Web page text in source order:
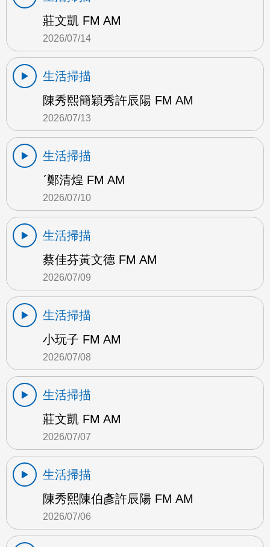
莊文凱 FM AM
2026/07/14
生活掃描
陳秀熙簡穎秀許辰陽 FM AM
2026/07/13
生活掃描
ˊ鄭清煌 FM AM
2026/07/10
生活掃描
蔡佳芬黃文德 FM AM
2026/07/09
生活掃描
小玩子 FM AM
2026/07/08
生活掃描
莊文凱 FM AM
2026/07/07
生活掃描
陳秀熙陳伯彥許辰陽 FM AM
2026/07/06